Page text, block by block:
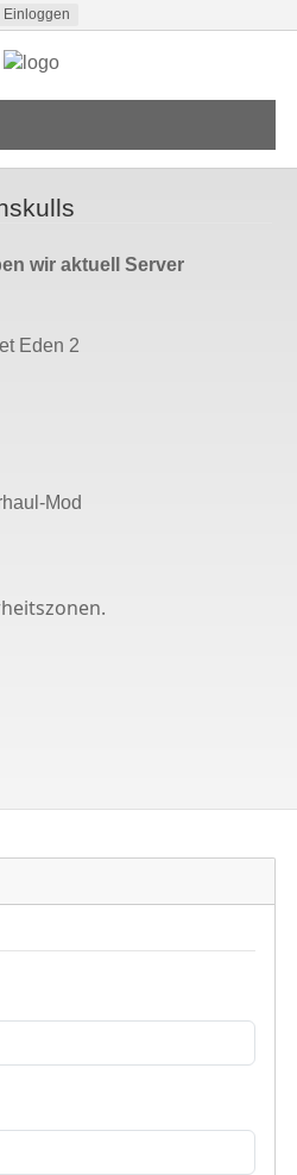
Einloggen
wir aktuell Server
Eden 2
Mod